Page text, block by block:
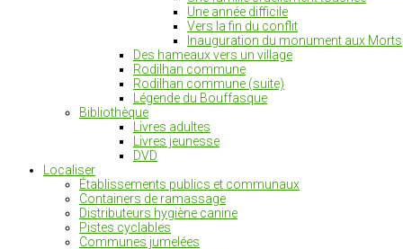
Une année difficile
Vers la fin du conflit
Inauguration du monument aux Morts
Des hameaux vers un village
Rodilhan commune
Rodilhan commune (suite)
Légende du Bouffasque
Bibliothèque
Livres adultes
Livres jeunesse
DVD
Localiser
Établissements publics et communaux
Containers de ramassage
Distributeurs hygiène canine
Pistes cyclables
Communes jumelées